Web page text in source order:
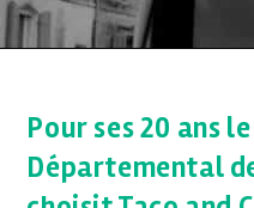
Pour ses 20 ans
Départemental